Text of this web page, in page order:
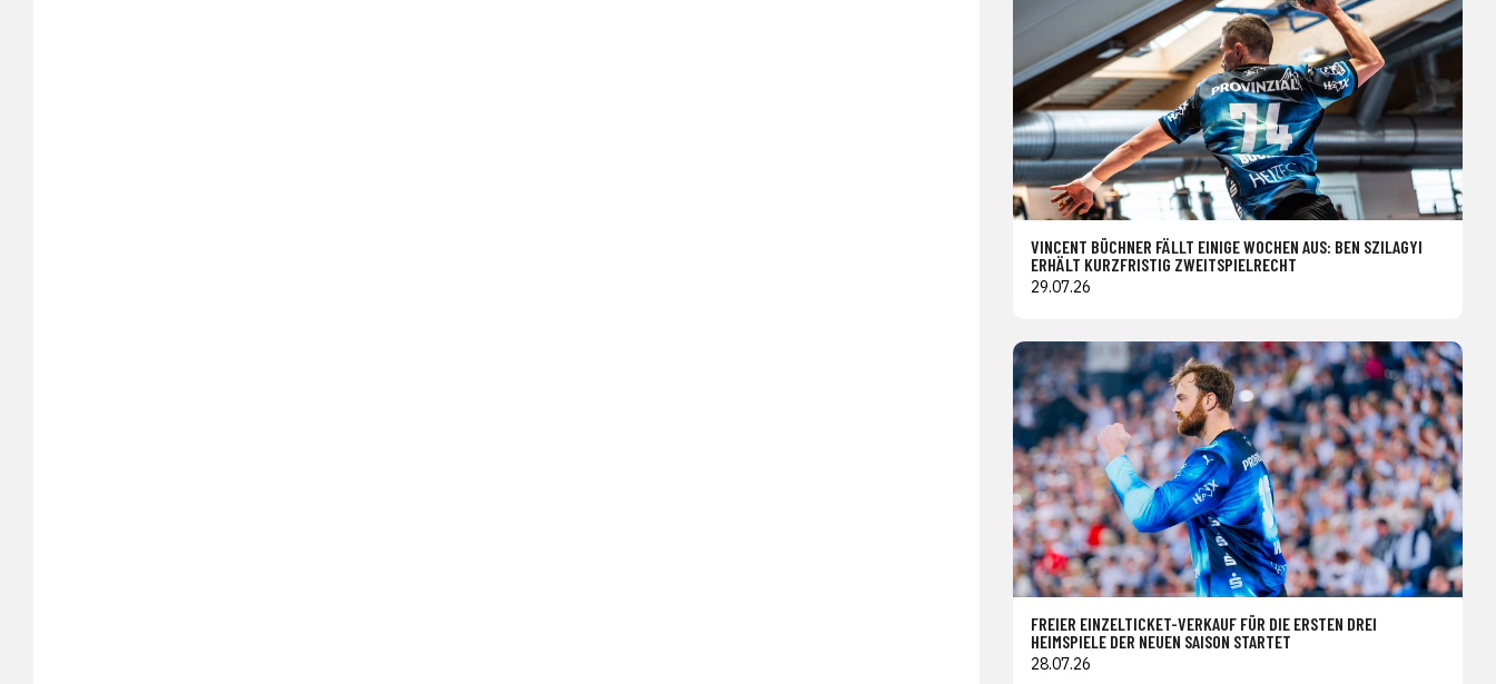
VINCENT BÜCHNER FÄLLT EINIGE WOCHEN AUS: BEN SZILAGYI
ERHÄLT KURZFRISTIG ZWEITSPIELRECHT
29.07.26
FREIER EINZELTICKET-VERKAUF FÜR DIE ERSTEN DREI
HEIMSPIELE DER NEUEN SAISON STARTET
28.07.26